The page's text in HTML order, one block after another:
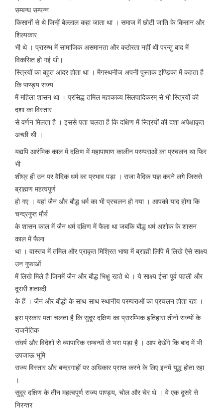
सम्बन्ध सम्पन्न
किसानों से थे जिन्हें बेल्लाल कहा जाता था । समाज में छोटी जाति के किसान और
शिल्पकार
भी थे । प्रारम्भ में सामाजिक असमानता और कठोरता नहीं थी परन्तु बाद में
विकसित हो गई थी।
स्त्रियों का बहुत आदर होता था । मैगस्थनीज अपनी पुस्तक इण्डिका में कहता है
कि पाण्ड्य राज्य
में महिला शासन था । प्रसिद्ध तमिल महाकाव्य सिलपादिकरम् से भी स्त्रियों की
दशा का विस्तार
से वर्णन मिलता है । इससे पता चलता है कि दक्षिण में स्त्रियों की दशा अपेक्षाकृत
अच्छी थी ।
यद्यपि आरंभिक काल में दक्षिण में महापाषाण कालीन परम्पराओं का प्रचलन था फिर
भी
शीघ्र ही उन पर वैदिक धर्म का प्रभाव पड़ा । राजा वैदिक यज्ञ करने लगे जिससे
ब्राह्मण महत्वपूर्ण
हो गए । यहां जैन और बौद्ध धर्म का भी प्रचलन हो गया । आपको याद होगा कि
चन्द्रगुप्त मौर्य
के शासन काल में जैन धर्म दक्षिण में फैला था जबकि बौद्ध धर्म अशोक के शासन
काल में फैला
था । वास्तव में तमिल और प्राकृत मिश्रित भाषा में ब्राह्मी लिपि में लिखे ऐसे साक्ष्य
उन गुफाओं
में लिखे मिले है जिनमें जैन और बौद्ध भिक्षु रहते थे । ये साक्ष्य ईसा पूर्व पहली और
दूसरी शताब्दी
के हैं । जैन और बौद्धो के साथ-साथ स्थानीय परम्पराओं का प्रचलन होता रहा ।
इस प्रकार पता चलता है कि सुदूर दक्षिण का प्रारम्भिक इतिहास तीनों राज्यों के
राजनैतिक
संघर्ष और विदेशों से व्यापारिक सम्बन्धों से भरा पड़ा है । आप देखेंगे कि बाद में भी
उपजाऊ भूमि
राज्य विस्तार और बन्दरगाहों पर अधिकार प्राप्त करने के लिए इनमें युद्ध होता रहा
।
सुदूर दक्षिण के तीन महत्वपूर्ण राज्य पाण्ड्य, चोल और चेर थे । ये एक दूसरे से
निरन्तर